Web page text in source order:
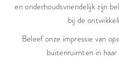
en onder­houds­vriendelijk zijn
bij de
Beleef onze impressie van
buitenruimten in